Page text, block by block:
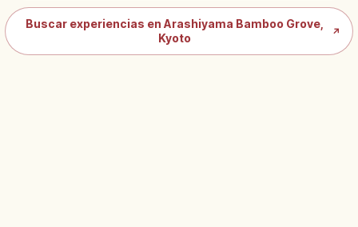
Buscar experiencias en Arashiyama Bamboo Grove,
Kyoto
↗